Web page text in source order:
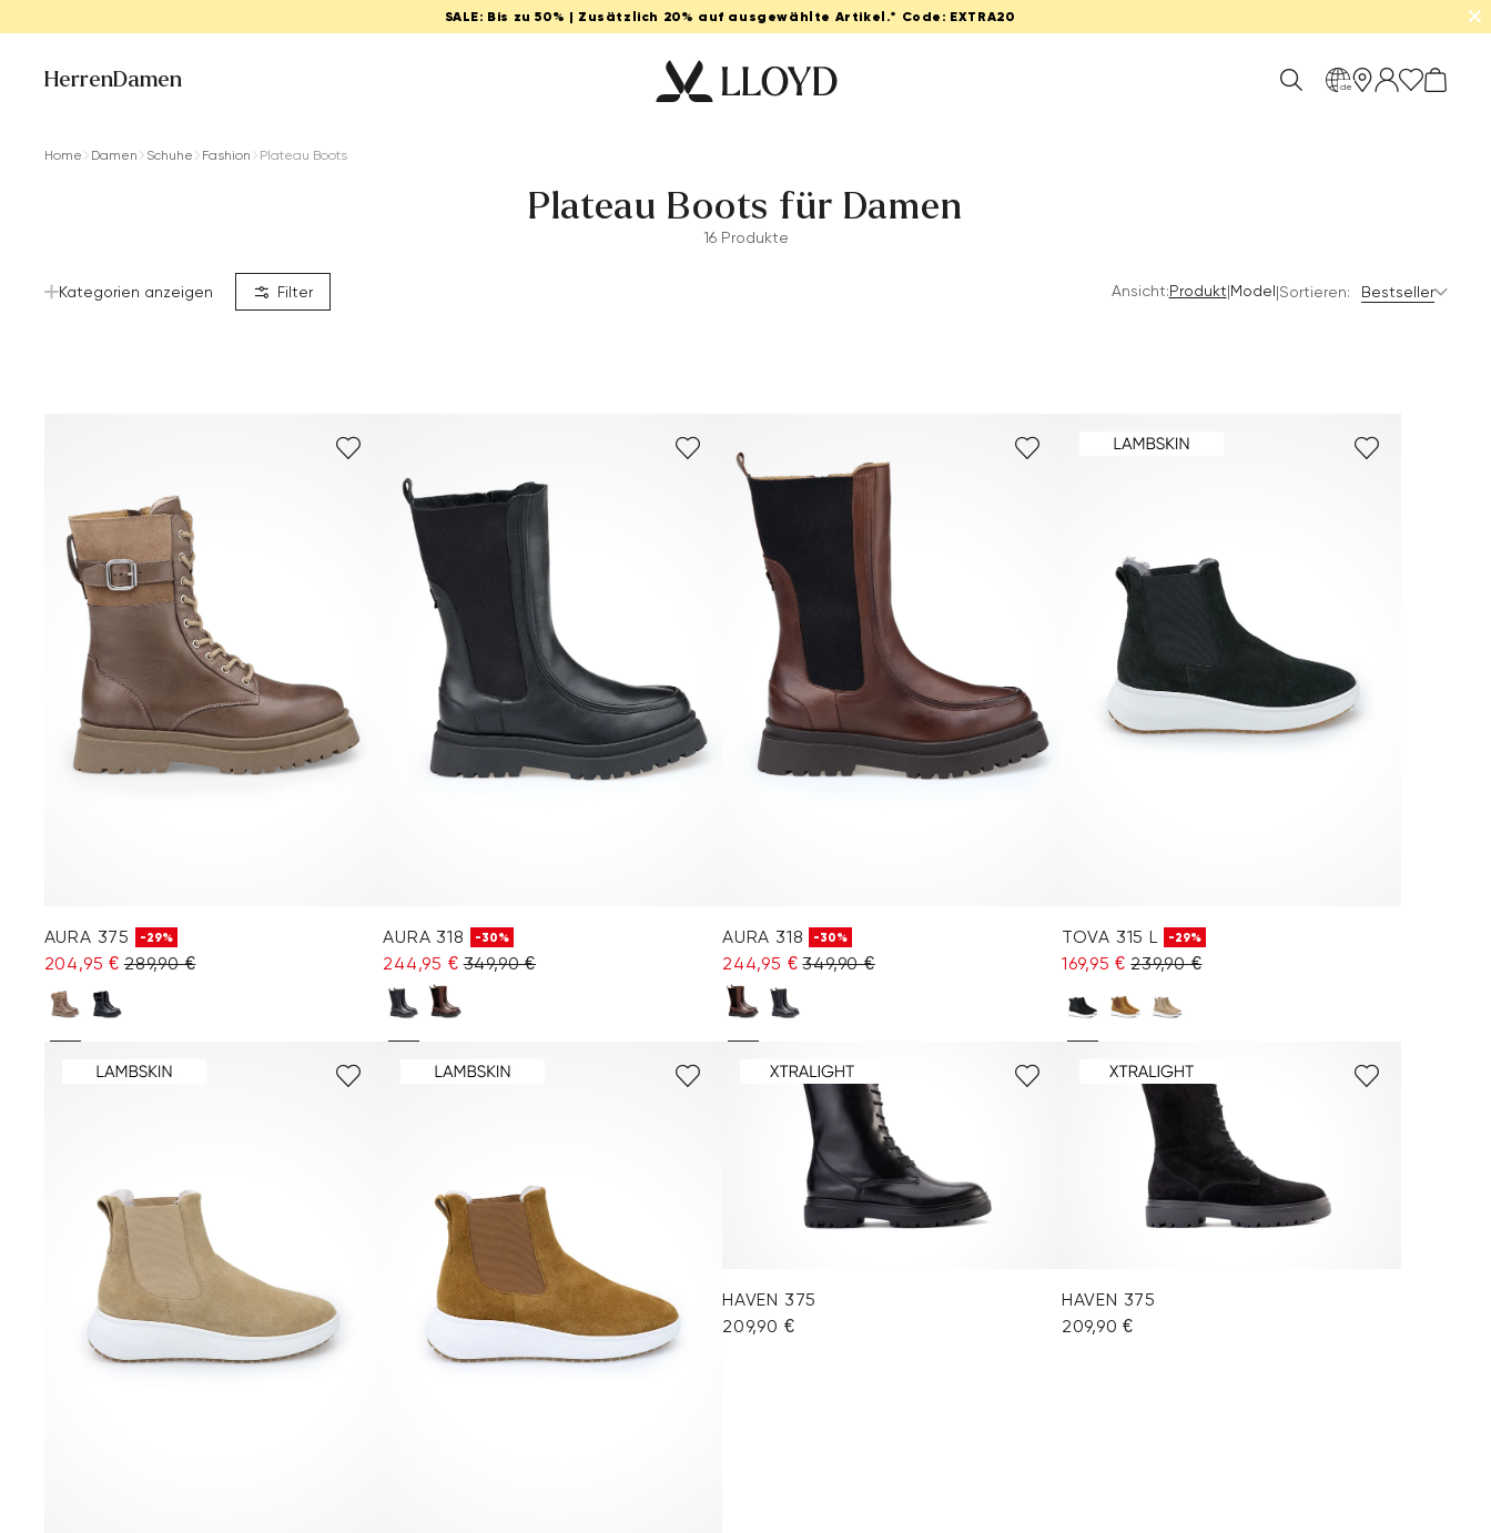
SALE: Bis zu 50% | Zusätzlich 20% auf ausgewählte Artikel.* Code: EXTRA20 ✕
HerrenDamen de
Home Damen Schuhe Fashion Plateau Boots
Plateau Boots für Damen
16 Produkte
Kategorien anzeigen Filter Ansicht:Produkt|Model|Sortieren: Bestseller
AURA 375 -29%
204,95 € 289,90 €
AURA 318 -30%
244,95 € 349,90 €
AURA 318 -30%
244,95 € 349,90 €
TOVA 315 L -29%
169,95 € 239,90 €
HAVEN 375
209,90 €
HAVEN 375
209,90 €